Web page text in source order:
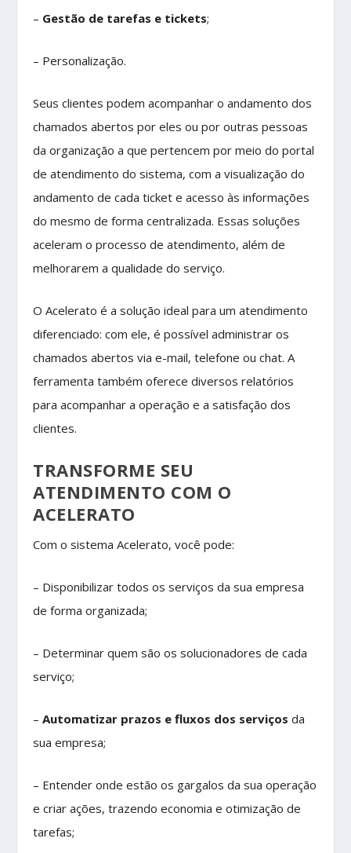
– Gestão de tarefas e tickets;
– Personalização.
Seus clientes podem acompanhar o andamento dos
chamados abertos por eles ou por outras pessoas
da organização a que pertencem por meio do portal
de atendimento do sistema, com a visualização do
andamento de cada ticket e acesso às informações
do mesmo de forma centralizada. Essas soluções
aceleram o processo de atendimento, além de
melhorarem a qualidade do serviço.
O Acelerato é a solução ideal para um atendimento
diferenciado: com ele, é possível administrar os
chamados abertos via e-mail, telefone ou chat. A
ferramenta também oferece diversos relatórios
para acompanhar a operação e a satisfação dos
clientes.
TRANSFORME SEU
ATENDIMENTO COM O
ACELERATO
Com o sistema Acelerato, você pode:
– Disponibilizar todos os serviços da sua empresa
de forma organizada;
– Determinar quem são os solucionadores de cada
serviço;
–Automatizar prazos e fluxos dos serviços da
sua empresa;
– Entender onde estão os gargalos da sua operação
e criar ações, trazendo economia e otimização de
tarefas;